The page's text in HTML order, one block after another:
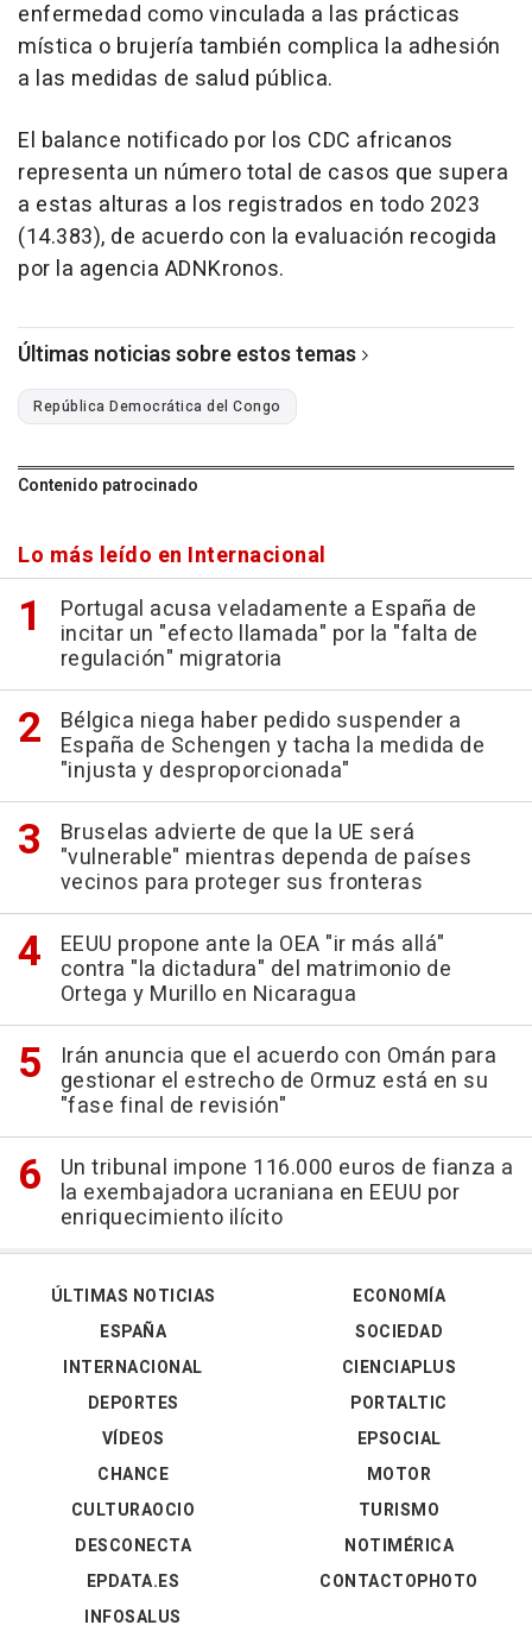
enfermedad como vinculada a las prácticas
mística o brujería también complica la adhesión
a las medidas de salud pública.
El balance notificado por los CDC africanos
representa un número total de casos que supera
a estas alturas a los registrados en todo 2023
(14.383), de acuerdo con la evaluación recogida
por la agencia ADNKronos.
Últimas noticias sobre estos temas
República Democrática del Congo
Contenido patrocinado
Lo más leído en Internacional
Portugal acusa veladamente a España de
incitar un "efecto llamada" por la "falta de
regulación" migratoria
Bélgica niega haber pedido suspender a
España de Schengen y tacha la medida de
"injusta y desproporcionada"
Bruselas advierte de que la UE será
"vulnerable" mientras dependa de países
vecinos para proteger sus fronteras
EEUU propone ante la OEA "ir más allá"
contra "la dictadura" del matrimonio de
Ortega y Murillo en Nicaragua
Irán anuncia que el acuerdo con Omán para
gestionar el estrecho de Ormuz está en su
"fase final de revisión"
Un tribunal impone 116.000 euros de fianza a
la exembajadora ucraniana en EEUU por
enriquecimiento ilícito
ÚLTIMAS NOTICIAS
ESPAÑA
INTERNACIONAL
DEPORTES
VÍDEOS
ECONOMÍA
SOCIEDAD
CIENCIAPLUS
PORTALTIC
EPSOCIAL
CHANCE
CULTURAOCIO
DESCONECTA
EPDATA.ES
INFOSALUS
MOTOR
TURISMO
NOTIMÉRICA
CONTACTOPHOTO